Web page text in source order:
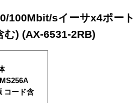
100Mbit/sイーサx4ポート
む) (AX-6531-2RB)
コード含